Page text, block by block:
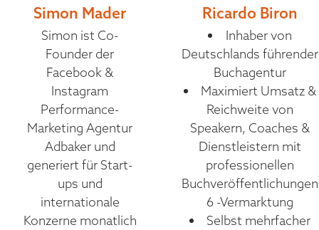
Simon Mader
Simon ist Co-
Founder der
Facebook &
Instagram
Performance-
Marketing Agentur
Adbaker und
generiert für Start-
ups und
internationale
Konzerne monatlich
Ricardo Biron
Inhaber von
Deutschlands führender
Buchagentur
Maximiert Umsatz &
Reichweite von
Speakern, Coaches &
Dienstleistern mit
professionellen
Buchveröffentlichungen
6 -Vermarktung
Selbst mehrfacher